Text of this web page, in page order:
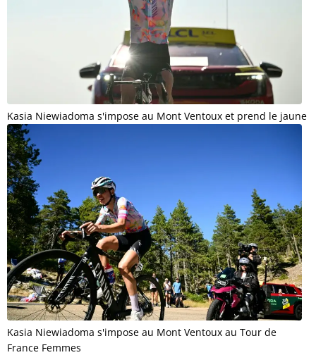
Kasia Niewiadoma s'impose au Mont Ventoux et prend le jaune
Kasia Niewiadoma s'impose au Mont Ventoux au Tour de
France Femmes